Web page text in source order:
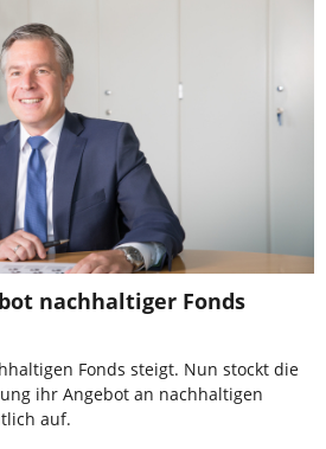
nachhaltiger Fonds
Fonds steigt. Nun stockt die
ihr Angebot an nachhaltigen
auf.